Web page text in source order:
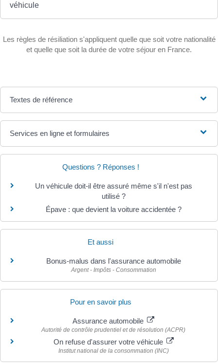
véhicule
Les règles de résiliation s'appliquent quelle que soit votre nationalité
et quelle que soit la durée de votre séjour en France.
Textes de référence
Services en ligne et formulaires
Questions ? Réponses !
Un véhicule doit-il être assuré même s'il n'est pas
utilisé ?
Épave : que devient la voiture accidentée ?
Et aussi
Bonus-malus dans l'assurance automobile
Argent - Impôts - Consommation
Pour en savoir plus
Assurance automobile
Autorité de contrôle prudentiel et de résolution (ACPR)
On refuse d'assurer votre véhicule
Institut national de la consommation (INC)